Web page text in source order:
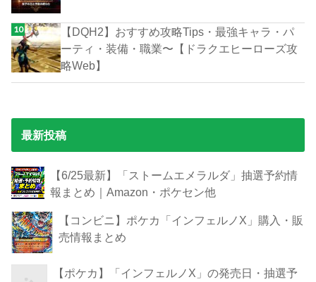
【DQH2】おすすめ攻略Tips・最強キャラ・パ
ーティ・装備・職業〜【ドラクエヒーローズ攻
略Web】
最新投稿
【6/25最新】「ストームエメラルダ」抽選予約情
報まとめ｜Amazon・ポケセン他
【コンビニ】ポケカ「インフェルノX」購入・販
売情報まとめ
【ポケカ】「インフェルノX」の発売日・抽選予